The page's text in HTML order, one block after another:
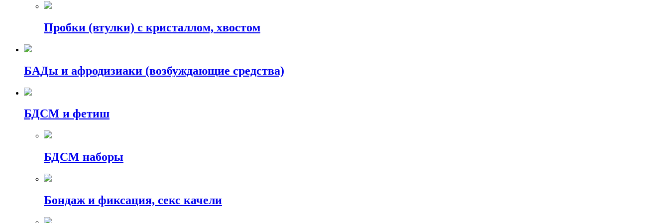
Пробки (втулки) с кристаллом, хвостом
БАДы и афродизиаки (возбуждающие средства)
БДСМ и фетиш
БДСМ наборы
Бондаж и фиксация, секс качели